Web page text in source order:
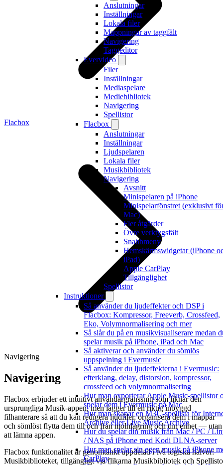
Anslutningar
Inställningar
Lokala filer
Mappningar av taggfält
Navigering
Taggeditor
Evervideo
Filer
Inställningar
Mediaspelare
Mediebibliotek
Navigering
Spellistor
Flacbox
Anslutningar
Inställningar
Ljudspelaren
Lokala filer
Musikbibliotek
Navigering
Avsnitt
Minispelaren på iPhone
Minispelarfönstret (exklusivt
Mac)
Fler åtgärder
Övre verktygsfält
Snabbmeny
Hemskärmswidgetar (iPhone
iPad)
Apple CarPlay
Tillgänglighet
Spellistor
Instruktioner
Så använder du ljudeffekter och DSP i
Flacbox: Kompressor, Freeverb, Crossfeed,
Eko, Volymnormalisering och mer
Så slår du på en musikvisualiserare medan
spelar musik på iPhone, iPad och Mac
Så aktiverar och använder du sömlös
uppspelning i Evermusic
Så använder du ljudeffekterna i Evermusic:
efterklang, delay, distorsion, kompressor,
crossfeed och volymnormalisering
Hur man exporterar Apple Music-spellistor
spelar dem i Evermusic på Mac
Hur man skapar en M3U-spellista för
Archive eller Live Music Archive
Hur du spelar din musik från Mac / PC /
/ NAS på iPhone med Kodi DLNA-server
Hur man spelar sin egen musik på iPhone
CarPlay
Flacbox
Navigering
Navigering
Flacbox erbjuder ett intuitivt användargränssnitt som liknar den
ursprungliga Musik-appen, men lägger till en riktig inbyggd
filhanterare så att du kan redigera ljudfiler, organisera dem i mappar
och sömlöst flytta dem till och från molnlagring och din enhet — utan
att lämna appen.
Flacbox funktionalitet är genomtänkt uppdelad i två logiska halvor:
Musikbiblioteket, tillgängligt via flikarna Musikbibliotek och